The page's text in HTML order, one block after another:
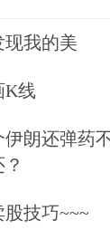
时需要更
与配售就
，《首发
不错的举
现我的美
K线
朗还弹药
技巧~~~